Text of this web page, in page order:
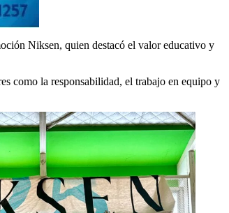
Niksen, quien destacó el valor educativo y
como la responsabilidad, el trabajo en equipo y